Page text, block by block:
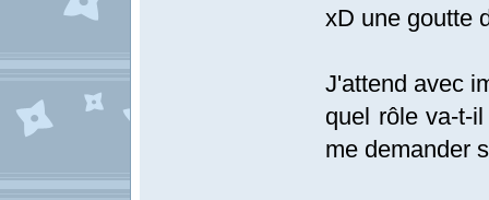
xD une goutte
J'attend avec
quel rôle va-t-
me demander